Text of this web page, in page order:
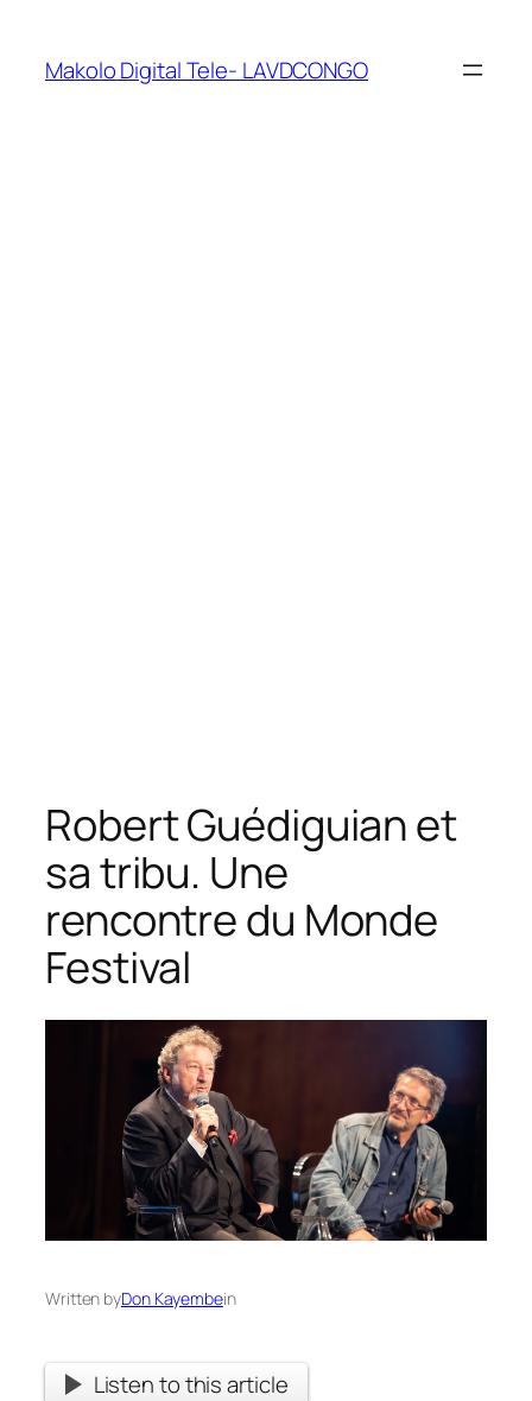
Makolo Digital Tele- LAVDCONGO
Robert Guédiguian et
sa tribu. Une
rencontre du Monde
Festival
Written byDon Kayembein
Listen to this article